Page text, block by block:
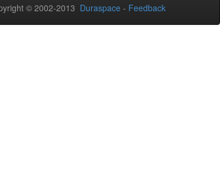
© 2002-2013 Duraspace - Feedback